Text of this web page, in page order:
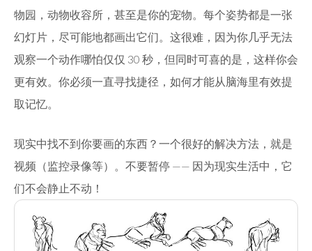
物园，动物收容所，甚至是你的宠物。每个姿势都是一张
幻灯片，尽可能地都画出它们。这很难，因为你几乎无法
观察一个动作哪怕仅仅 30 秒，但同时可喜的是，这样你会
更有效。你必须一直寻找捷径，如何才能从脑海里有效提
取记忆。
现实中找不到你要画的东西？一个很好的解决方法，就是
视频（监控录像等）。不要暂停 —— 因为现实生活中，它
们不会静止不动！